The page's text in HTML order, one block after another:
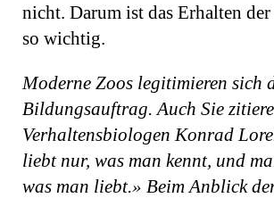
nicht. Darum ist das Erhalten
so wichtig.
Moderne Zoos legitimieren sich
Bildungsauftrag. Auch Sie
Verhaltensbiologen Konrad
liebt nur, was man kennt, und
was man liebt.» Beim Anblick